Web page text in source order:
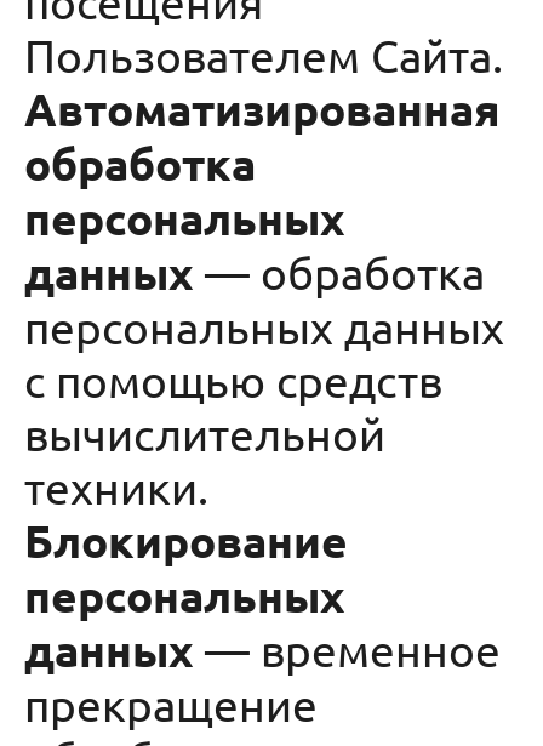
Пользователем Сайта.
Автоматизированная
обработка
персональных
данных — обработка
персональных данных
с помощью средств
вычислительной
техники.
Блокирование
персональных
данных — временное
прекращение